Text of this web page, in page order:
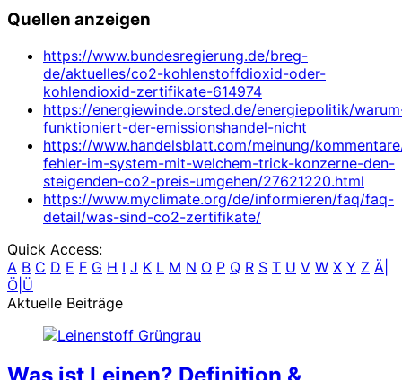
Quellen anzeigen
https://www.bundesregierung.de/breg-
de/aktuelles/co2-kohlenstoffdioxid-oder-
kohlendioxid-zertifikate-614974
https://energiewinde.orsted.de/energiepolitik/
funktioniert-der-emissionshandel-nicht
https://www.handelsblatt.com/meinung/
fehler-im-system-mit-welchem-trick-konzerne-den-
steigenden-co2-preis-umgehen/27621220.html
https://www.myclimate.org/de/informieren/faq/faq-
detail/was-sind-co2-zertifikate/
Quick Access:
A B C D E F G H I J K L M N O P Q R S T U V W X Y Z Ä|
Ö|Ü
Aktuelle Beiträge